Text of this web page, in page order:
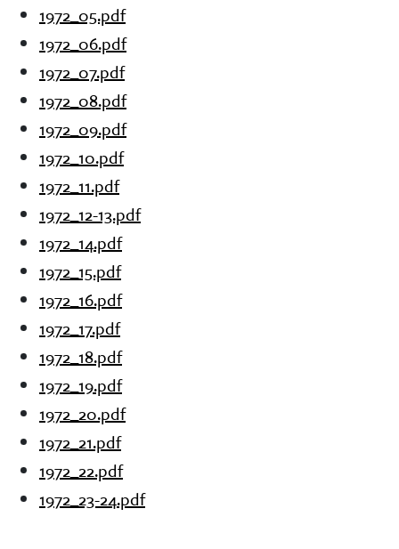
1972_05.pdf
1972_06.pdf
1972_07.pdf
1972_08.pdf
1972_09.pdf
1972_10.pdf
1972_11.pdf
1972_12-13.pdf
1972_14.pdf
1972_15.pdf
1972_16.pdf
1972_17.pdf
1972_18.pdf
1972_19.pdf
1972_20.pdf
1972_21.pdf
1972_22.pdf
1972_23-24.pdf